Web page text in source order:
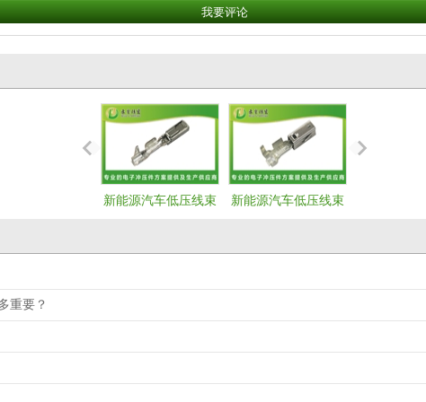
新能源汽车低压线束 新能源汽车低压线束
重要？